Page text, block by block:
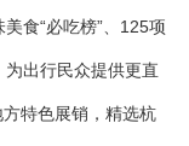
食“必吃榜”、125项
为出行民众提供更直
特色展销，精选杭